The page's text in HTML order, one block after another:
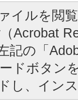
イルを閲
Acrobat
記の「
ドボタン
し、イン